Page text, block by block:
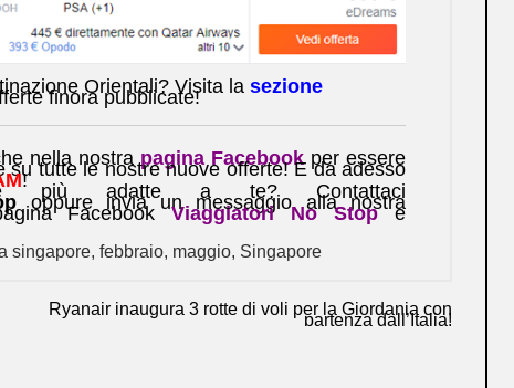
Orientali? Visita la sezione
finora pubblicate!
nella nostra pagina Facebook per essere
su tutte le nostre nuove offerte! E da adesso
!
più adatte a te? Contattaci
oppure invia un messaggio alla nostra
FacebookViaggiatori No Stop e
singapore, febbraio, maggio, Singapore
Ryanair inaugura 3 rotte di voli per la Giordania con
partenza dall’Italia!